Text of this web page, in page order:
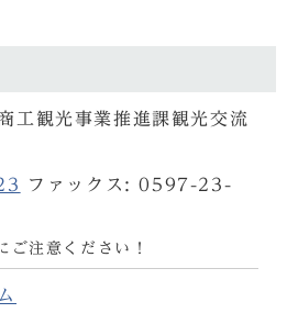
工観光事業推進課観光交流
ファックス: 0597-23-
ご注意ください！